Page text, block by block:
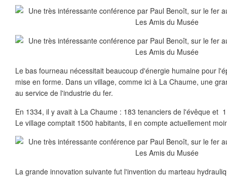
Le bas fourneau nécessitait beaucoup d'énergie humaine pour
mise en forme. Dans un village, comme ici à La Chaume, une
au service de l'industrie du fer.
En 1334, il y avait à La Chaume : 183 tenanciers de l'évêque et
Le village comptait 1500 habitants, il en compte actuellement
La grande innovation suivante fut l'invention du marteau